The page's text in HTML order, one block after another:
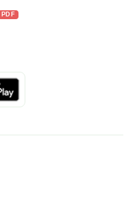
PDF